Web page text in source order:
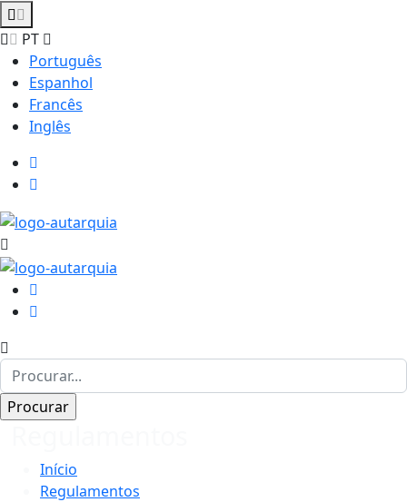
PT
Português
Espanhol
Francês
Inglês
Início
Regulamentos